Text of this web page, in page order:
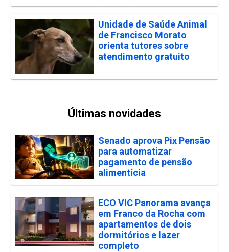
Unidade de Saúde Animal
de Francisco Morato
orienta tutores sobre
atendimento gratuito
Últimas novidades
Senado aprova Pix Pensão
para automatizar
pagamento de pensão
alimentícia
ECO VIC Panorama avança
em Franco da Rocha com
apartamentos de dois
dormitórios e lazer
completo